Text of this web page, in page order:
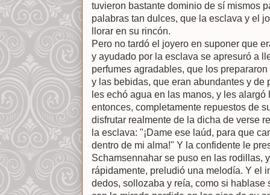
tuvieron bastante dominio de sí mismos
palabras tan dulces, que la esclava y el
llorar en su rincón.
Pero no tardó el joyero en suponer que
y ayudado por la esclava se apresuró a
perfumes agradables, que los
y las bebidas, que eran abundantes y de
les echó agua en las manos, y les
entonces, completamente repuestos de
disfrutar realmente de la dicha de verse
la esclava: "¡Dame ese laúd, para que
dentro de mi alma!" Y la confidente le
Schamsennahar se puso en las rodillas,
rápidamente, preludió una melodía. Y el
dedos, sollozaba y reía, como si hablase